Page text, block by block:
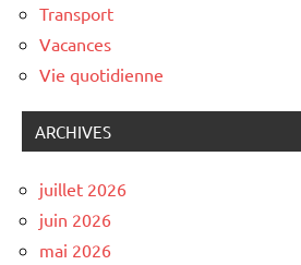
Transport
Vacances
Vie quotidienne
ARCHIVES
juillet 2026
juin 2026
mai 2026